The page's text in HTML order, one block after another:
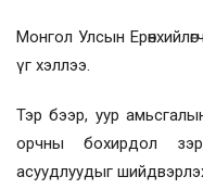
Монгол Улсын
үг хэллээ.
Тэр бээр, уур амьсгалын
орчны бохирдол
асуудлуудыг